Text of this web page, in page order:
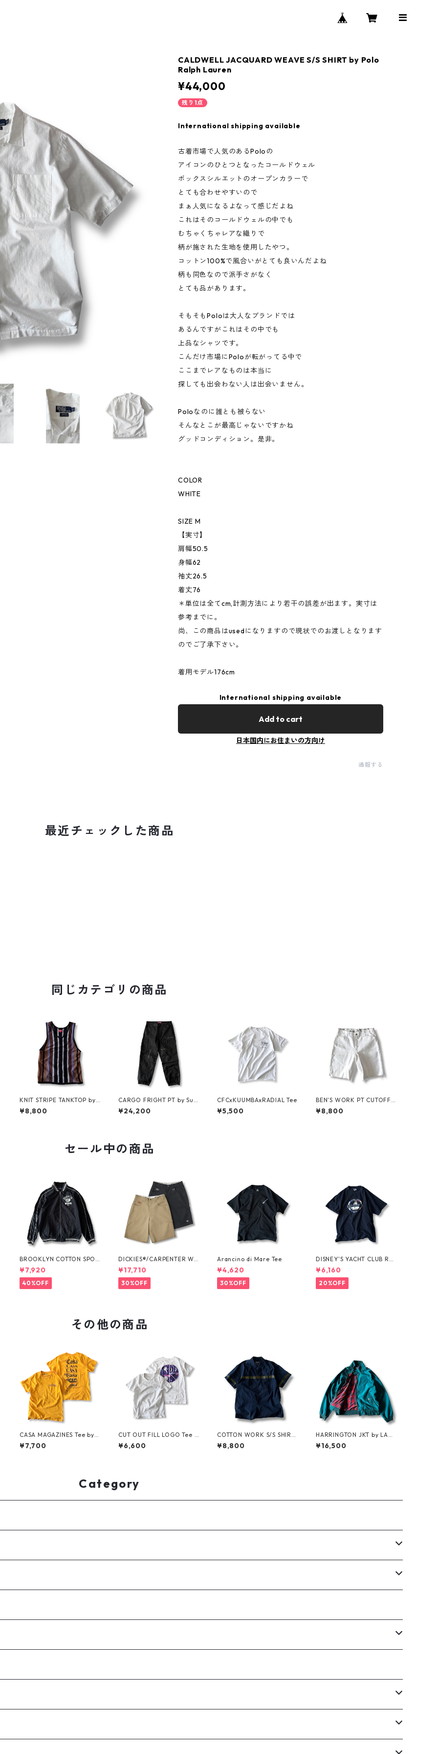
CALDWELL JACQUARD WEAVE S/S SHIRT by Polo
Ralph Lauren
¥44,000
残り1点
International shipping available
古着市場で人気のあるPoloの
アイコンのひとつとなったコールドウェル
ボックスシルエットのオープンカラーで
とても合わせやすいので
まぁ人気になるよなって感じだよね
これはそのコールドウェルの中でも
むちゃくちゃレアな織りで
柄が施された生地を使用したやつ。
コットン100%で風合いがとても良いんだよね
柄も同色なので派手さがなく
とても品があります。
そもそもPoloは大人なブランドでは
あるんですがこれはその中でも
上品なシャツです。
こんだけ市場にPoloが転がってる中で
ここまでレアなものは本当に
探しても出会わない人は出会いません。
Poloなのに誰とも被らない
そんなとこが最高じゃないですかね
グッドコンディション。是非。
COLOR
WHITE
SIZE M
【実寸】
肩幅50.5
身幅62
袖丈26.5
着丈76
＊単位は全てcm,計測方法により若干の誤差が出ます。実寸は
参考までに。
尚、この商品はusedになりますので現状でのお渡しとなります
のでご了承下さい。
着用モデル176cm
International shipping available
Add to cart
日本国内にお住まいの方向け
通報する
最近チェックした商品
同じカテゴリの商品
KNIT STRIPE TANKTOP by
Supreme
¥8,800
CARGO FRIGHT PT by Sup
reme
¥24,200
CFCxKUUMBAxRADIAL Tee
¥5,500
BEN'S WORK PT CUTOFF b
y Ben Davis
¥8,800
セール中の商品
BROOKLYN COTTON SPOR
T JKT by Polo Ralph Laure
n
¥7,920
40%OFF
DICKIES®/CARPENTER WI
DE SHORTS -SEDAN ALL-P
URPOSE-
¥17,710
30%OFF
Arancino di Mare Tee
¥4,620
30%OFF
DISNEY'S YACHT CLUB RES
ORT Tee
¥6,160
20%OFF
その他の商品
CASA MAGAZINES Tee by N
eighborhood Spot
¥7,700
CUT OUT FILL LOGO Tee b
y Polar Skate Co.
¥6,600
COTTON WORK S/S SHIRT
by stussy
¥8,800
HARRINGTON JKT by LAN
DS'END
¥16,500
Category